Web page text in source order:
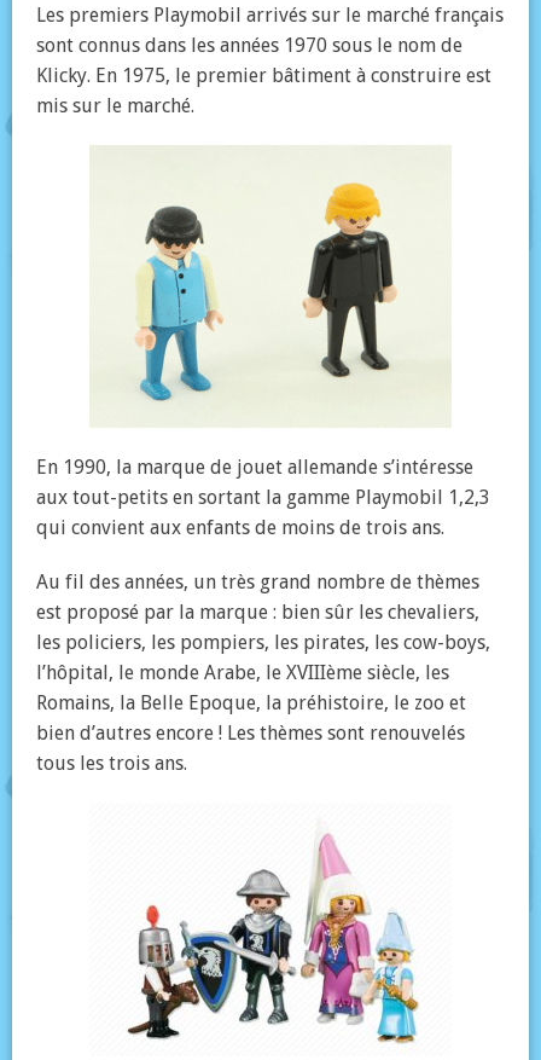
Les premiers Playmobil arrivés sur le marché français
sont connus dans les années 1970 sous le nom de
Klicky. En 1975, le premier bâtiment à construire est
mis sur le marché.
En 1990, la marque de jouet allemande s’intéresse
aux tout-petits en sortant la gamme Playmobil 1,2,3
qui convient aux enfants de moins de trois ans.
Au fil des années, un très grand nombre de thèmes
est proposé par la marque : bien sûr les chevaliers,
les policiers, les pompiers, les pirates, les cow-boys,
l’hôpital, le monde Arabe, le XVIIIème siècle, les
Romains, la Belle Epoque, la préhistoire, le zoo et
bien d’autres encore ! Les thèmes sont renouvelés
tous les trois ans.